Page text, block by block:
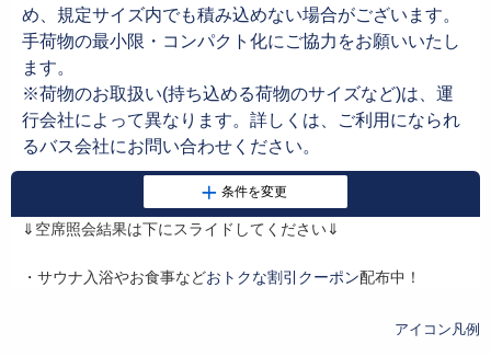
め、規定サイズ内でも積み込めない場合がございます。
手荷物の最小限・コンパクト化にご協力をお願いいたし
ます。
※荷物のお取扱い(持ち込める荷物のサイズなど)は、運
行会社によって異なります。詳しくは、ご利用になられ
るバス会社にお問い合わせください。
⇓空席照会結果は下にスライドしてください⇓
・サウナ入浴やお食事などおトクな割引クーポン配布中！
アイコン凡例